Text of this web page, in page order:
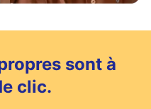
sont à
clic.